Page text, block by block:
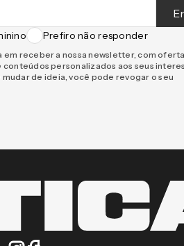
Prefiro não responder
receber a nossa newsletter, com
conteúdos personalizados aos seus
mudar de ideia, você pode revogar o seu